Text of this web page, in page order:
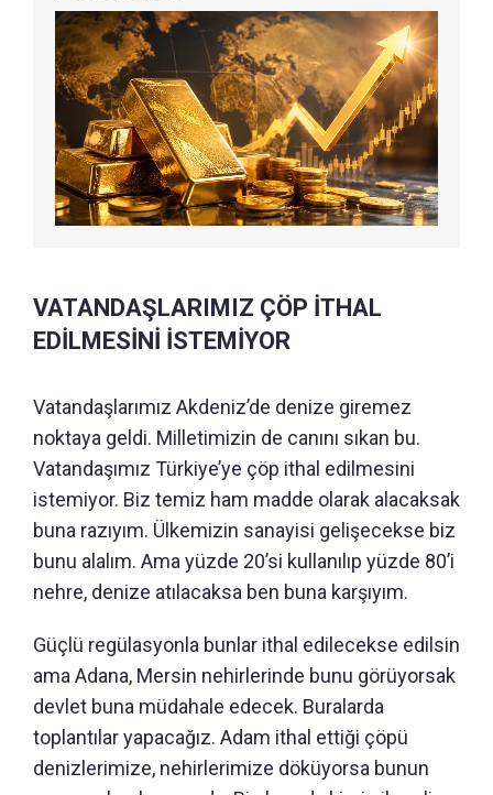
VATANDAŞLARIMIZ ÇÖP İTHAL
EDİLMESİNİ İSTEMİYOR
Vatandaşlarımız Akdeniz’de denize giremez
noktaya geldi. Milletimizin de canını sıkan bu.
Vatandaşımız Türkiye’ye çöp ithal edilmesini
istemiyor. Biz temiz ham madde olarak alacaksak
buna razıyım. Ülkemizin sanayisi gelişecekse biz
bunu alalım. Ama yüzde 20’si kullanılıp yüzde 80’i
nehre, denize atılacaksa ben buna karşıyım.
Güçlü regülasyonla bunlar ithal edilecekse edilsin
ama Adana, Mersin nehirlerinde bunu görüyorsak
devlet buna müdahale edecek. Buralarda
toplantılar yapacağız. Adam ithal ettiği çöpü
denizlerimize, nehirlerimize döküyorsa bunun